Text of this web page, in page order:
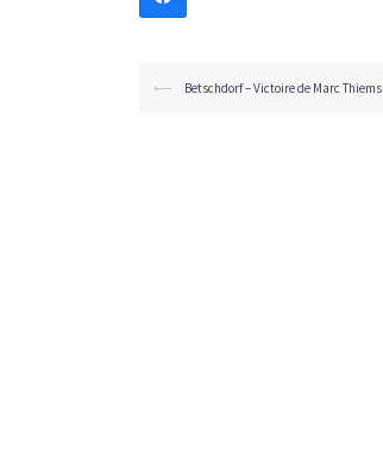
⟵ Betschdorf – Victoire de Marc Thiems